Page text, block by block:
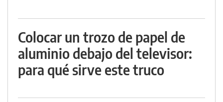
Colocar un trozo de papel de
aluminio debajo del televisor:
para qué sirve este truco